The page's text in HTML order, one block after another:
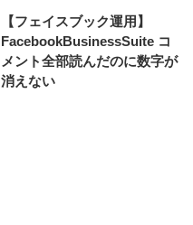
【フェイスブック運用】
FacebookBusinessSuite コ
メント全部読んだのに数字が
消えない